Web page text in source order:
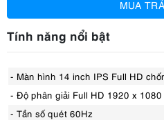
MUA
Tính năng nổi bật
- Màn hình 14 inch IPS Full HD
- Độ phân giải Full HD 1920 x 1080
- Tần số quét 60Hz